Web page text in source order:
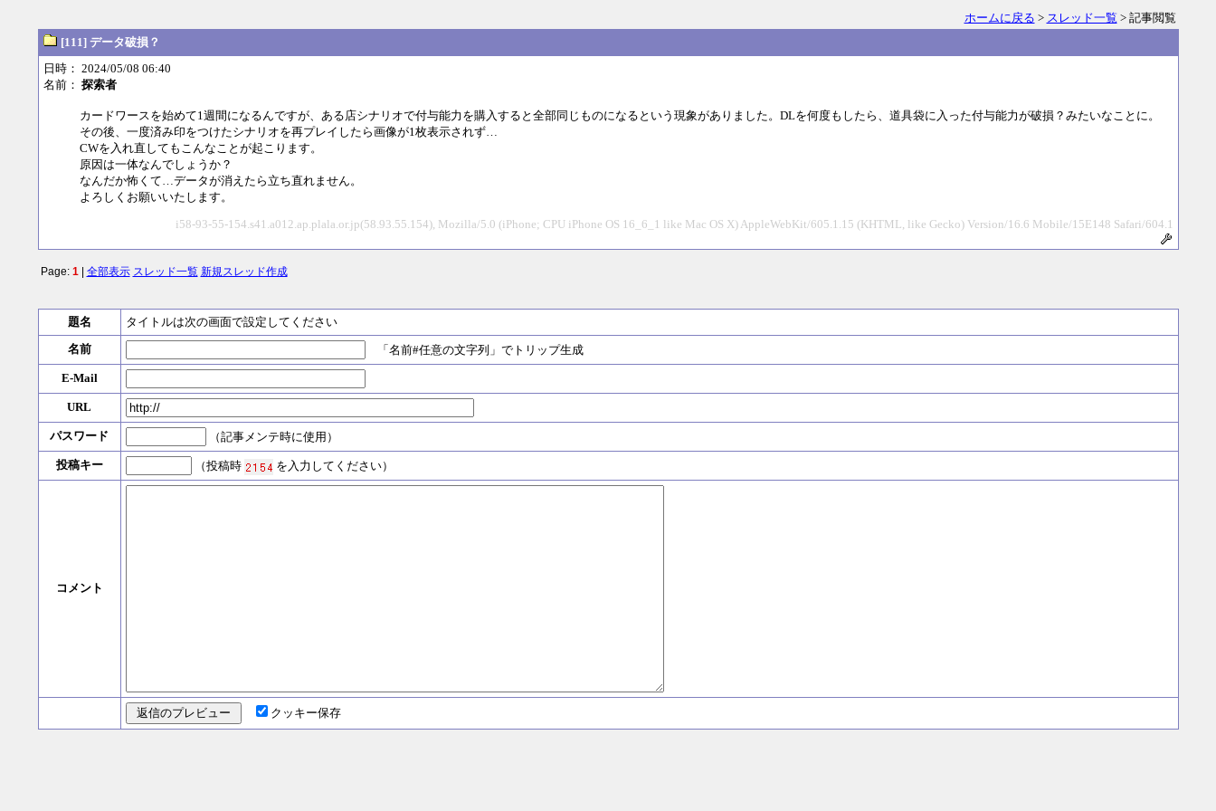
ホームに戻る > スレッド一覧 > 記事閲覧
[111] データ破損？
日時： 2024/05/08 06:40
名前： 探索者
カードワースを始めて1週間になるんですが、ある店シナリオで付与能力を購入すると全部同じものになるという現象がありました。DLを何度もしたら、道具袋に入った付与能力が破損？みたいなことに。
その後、一度済み印をつけたシナリオを再プレイしたら画像が1枚表示されず…
CWを入れ直してもこんなことが起こります。
原因は一体なんでしょうか？
なんだか怖くて…データが消えたら立ち直れません。
よろしくお願いいたします。
i58-93-55-154.s41.a012.ap.plala.or.jp(58.93.55.154), Mozilla/5.0 (iPhone; CPU iPhone OS 16_6_1 like Mac OS X) AppleWebKit/605.1.15 (KHTML, like Gecko) Version/16.6 Mobile/15E148 Safari/604.1
Page: 1| 全部表示 スレッド一覧 新規スレッド作成
題名
タイトルは次の画面で設定してください
名前
「名前#任意の文字列」でトリップ生成
E-Mail
URL
パスワード （記事メンテ時に使用）
投稿キー （投稿時 を入力してください）
コメント
クッキー保存